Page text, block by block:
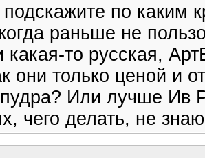
по каким
раньше не
то русская,
они только ценой и
Или лучше Ив
чего делать, не